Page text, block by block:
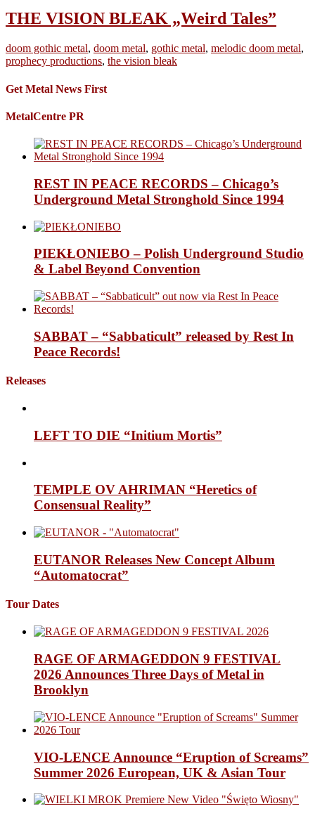
THE VISION BLEAK „Weird Tales”
doom gothic metal, doom metal, gothic metal, melodic doom metal,
prophecy productions, the vision bleak
Get Metal News First
MetalCentre PR
REST IN PEACE RECORDS – Chicago’s
Underground Metal Stronghold Since 1994
PIEKŁONIEBO – Polish Underground Studio
& Label Beyond Convention
SABBAT – “Sabbaticult” released by Rest In
Peace Records!
Releases
LEFT TO DIE “Initium Mortis”
TEMPLE OV AHRIMAN “Heretics of
Consensual Reality”
EUTANOR Releases New Concept Album
“Automatocrat”
Tour Dates
RAGE OF ARMAGEDDON 9 FESTIVAL
2026 Announces Three Days of Metal in
Brooklyn
VIO-LENCE Announce “Eruption of Screams”
Summer 2026 European, UK & Asian Tour